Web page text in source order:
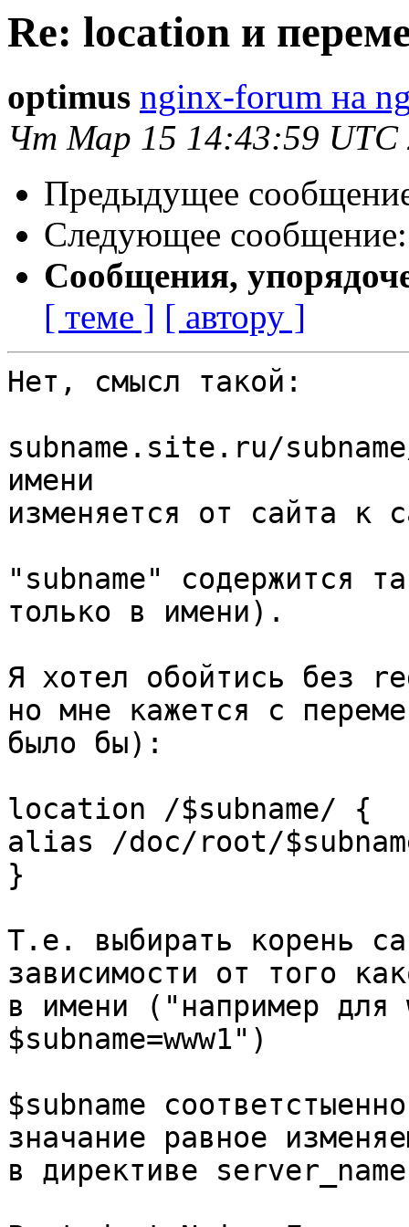
Re: location и
optimus nginx-forum на
Чт Мар 15 14:43:59 UTC
Предыдущее
Следующее
Сообщения,
[ теме ] [ автору ]
Нет, смысл такой:
subname.site.ru/
имени
изменяется от сайта к
"subname" содержится
только в имени).
Я хотел обойтись без
но мне кажется с
было бы):
location /$subname/ {
alias /doc/root/
}
Т.е. выбирать корень
зависимости от того
в имени ("например
$subname=www1")
$subname
значание равное
в директиве